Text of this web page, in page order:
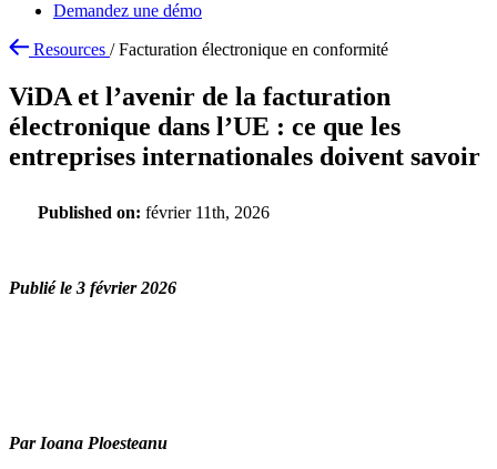
Demandez une démo
Resources / Facturation électronique en conformité
ViDA et l’avenir de la facturation
électronique dans l’UE : ce que les
entreprises internationales doivent savoir
Published on: février 11th, 2026
Publié le 3 février 2026
Par Ioana Ploesteanu